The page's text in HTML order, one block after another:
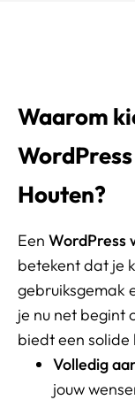
Waarom
Houten?
Een WordPress
betekent dat je
gebruiksgemak
je nu net begint
biedt een solide
Volledig
jouw